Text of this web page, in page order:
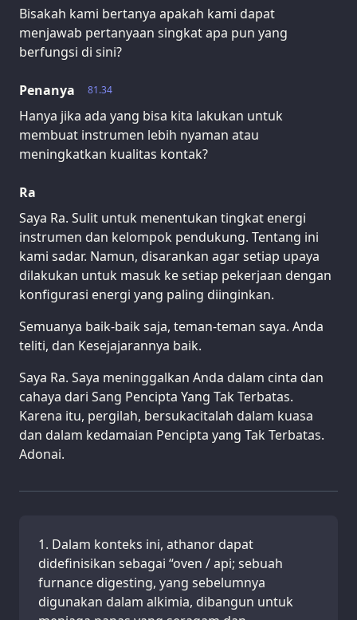
Bisakah kami bertanya apakah kami dapat
menjawab pertanyaan singkat apa pun yang
berfungsi di sini?
81.34
Penanya
Hanya jika ada yang bisa kita lakukan untuk
membuat instrumen lebih nyaman atau
meningkatkan kualitas kontak?
Ra
Saya Ra. Sulit untuk menentukan tingkat energi
instrumen dan kelompok pendukung. Tentang ini
kami sadar. Namun, disarankan agar setiap upaya
dilakukan untuk masuk ke setiap pekerjaan dengan
konfigurasi energi yang paling diinginkan.
Semuanya baik-baik saja, teman-teman saya. Anda
teliti, dan Kesejajarannya baik.
Saya Ra. Saya meninggalkan Anda dalam cinta dan
cahaya dari Sang Pencipta Yang Tak Terbatas.
Karena itu, pergilah, bersukacitalah dalam kuasa
dan dalam kedamaian Pencipta yang Tak Terbatas.
Adonai.
Dalam konteks ini, athanor dapat
didefinisikan sebagai “oven / api; sebuah
furnance digesting, yang sebelumnya
digunakan dalam alkimia, dibangun untuk